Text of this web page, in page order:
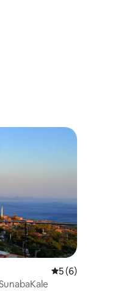
Gemiddelde
5 (6)